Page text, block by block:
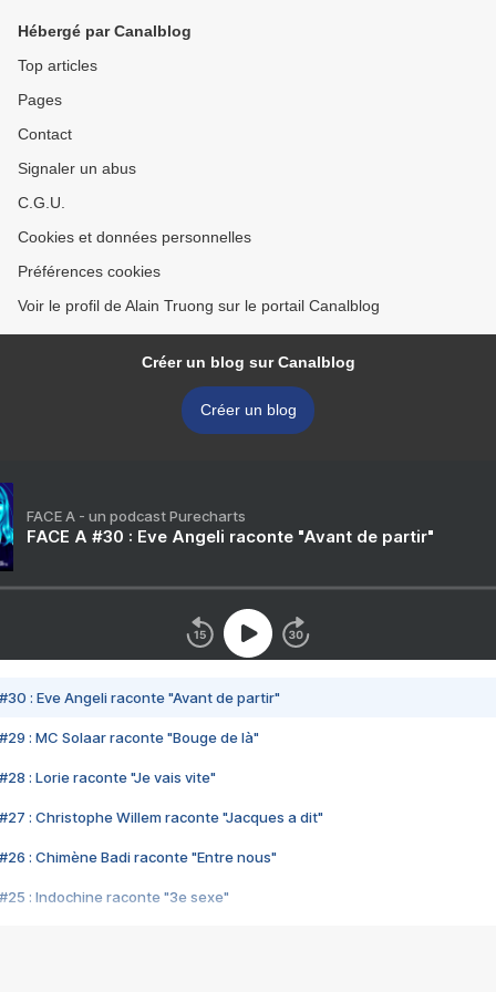
Hébergé par Canalblog
Top articles
Pages
Contact
Signaler un abus
C.G.U.
Cookies et données personnelles
Préférences cookies
Voir le profil de Alain Truong sur le portail Canalblog
Créer un blog sur Canalblog
Créer un blog
FACE A - un podcast Purecharts
FACE A #30 : Eve Angeli raconte "Avant de partir"
#30 : Eve Angeli raconte "Avant de partir"
#29 : MC Solaar raconte "Bouge de là"
#28 : Lorie raconte "Je vais vite"
#27 : Christophe Willem raconte "Jacques a dit"
#26 : Chimène Badi raconte "Entre nous"
#25 : Indochine raconte "3e sexe"